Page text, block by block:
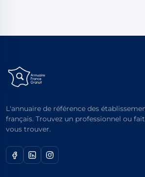
L'annuaire de référence des
français. Trouvez un professionnel ou
vous trouver.